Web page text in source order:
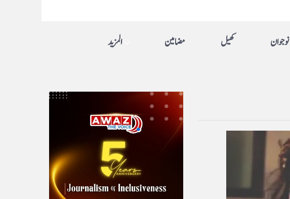
المزيد مضامین کھیل نوجوان